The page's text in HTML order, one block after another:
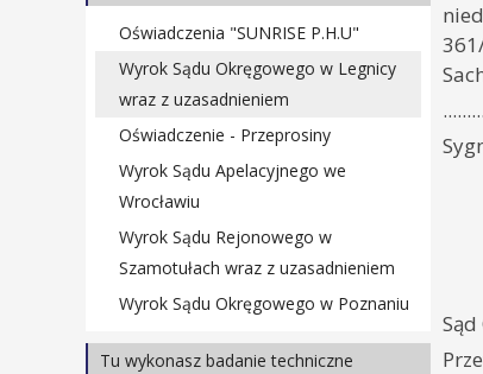
Oświadczenia "SUNRISE P.H.U"
Wyrok Sądu Okręgowego w Legnicy
wraz z uzasadnieniem
Oświadczenie - Przeprosiny
Wyrok Sądu Apelacyjnego we
Wrocławiu
Wyrok Sądu Rejonowego w
Szamotułach wraz z uzasadnieniem
Wyrok Sądu Okręgowego w Poznaniu
Tu wykonasz badanie techniczne